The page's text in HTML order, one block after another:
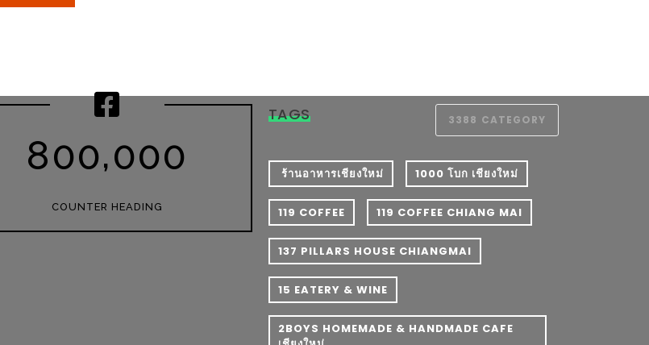
800,000
COUNTER HEADING
TAGS 3388 CATEGORY
​ ร้านอาหารเชียงใหม่ 1000 โบก เชียงใหม่
119 COFFEE 119 COFFEE CHIANG MAI
137 PILLARS HOUSE CHIANGMAI
15 EATERY & WINE
2BOYS HOMEMADE & HANDMADE CAFE